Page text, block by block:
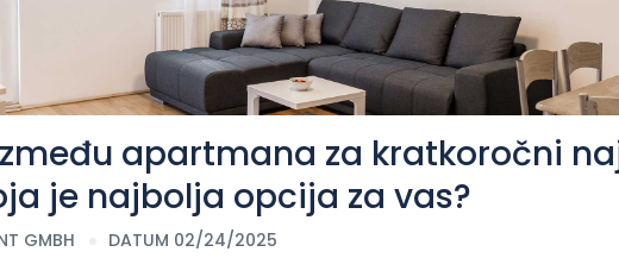
apartmana za kratkoročni
je najbolja opcija za vas?
GMBH DATUM 02/24/2025